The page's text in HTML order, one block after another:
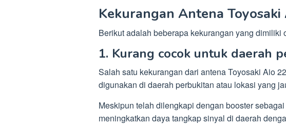
Kekurangan Antena Toyosaki
Berikut adalah beberapa kekurangan yang dimiliki
1. Kurang cocok untuk daerah
Salah satu kekurangan dari antena Toyosaki Aio
digunakan di daerah perbukitan atau lokasi yang
Meskipun telah dilengkapi dengan booster
meningkatkan daya tangkap sinyal di daerah